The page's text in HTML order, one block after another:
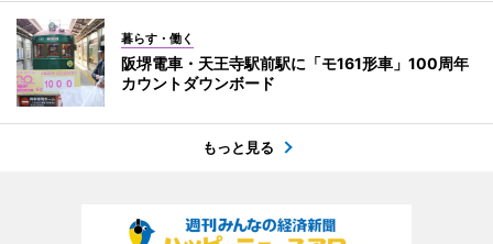
暮らす・働く
阪堺電車・天王寺駅前駅に「モ161形車」100周年
カウントダウンボード
もっと見る